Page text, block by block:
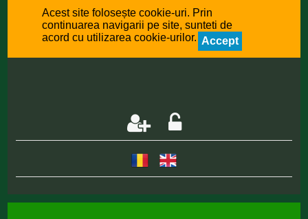
Acest site folosește cookie-uri. Prin
continuarea navigarii pe site, sunteti de
acord cu utilizarea cookie-urilor. Accept